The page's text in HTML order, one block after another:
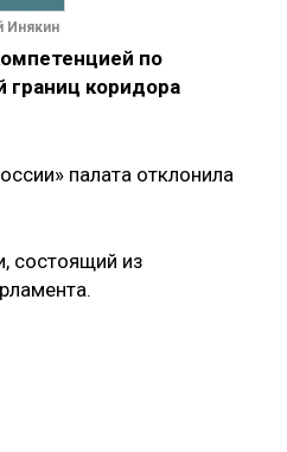
Инякин
по
границ коридора
палата отклонила
состоящий из